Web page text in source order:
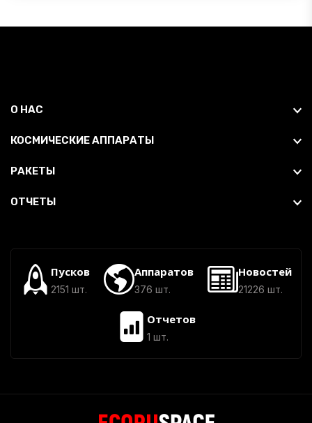
О НАС
КОСМИЧЕСКИЕ АППАРАТЫ
РАКЕТЫ
ОТЧЕТЫ
Пусков
2151 шт.
Аппаратов
376 шт.
Новостей
21226 шт.
Отчетов
1 шт.